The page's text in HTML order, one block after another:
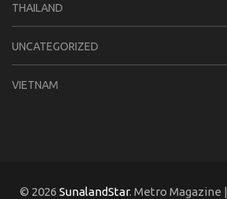
THAILAND
UNCATEGORIZED
VIETNAM
© 2026 SunalandStar. Metro Magazine